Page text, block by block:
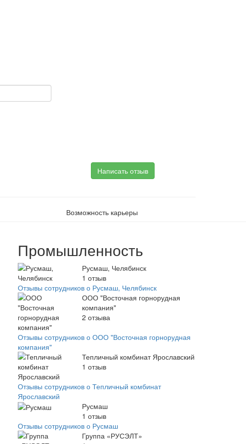
Написать отзыв
Возможность карьеры
Промышленность
Русмаш, Челябинск
1 отзыв
Отзывы сотрудников о Русмаш, Челябинск
ООО "Восточная горнорудная
компания"
2 отзыва
Отзывы сотрудников о ООО "Восточная горнорудная
компания"
Тепличный комбинат Ярославский
1 отзыв
Отзывы сотрудников о Тепличный комбинат
Ярославский
Русмаш
1 отзыв
Отзывы сотрудников о Русмаш
Группа «РУСЭЛТ»